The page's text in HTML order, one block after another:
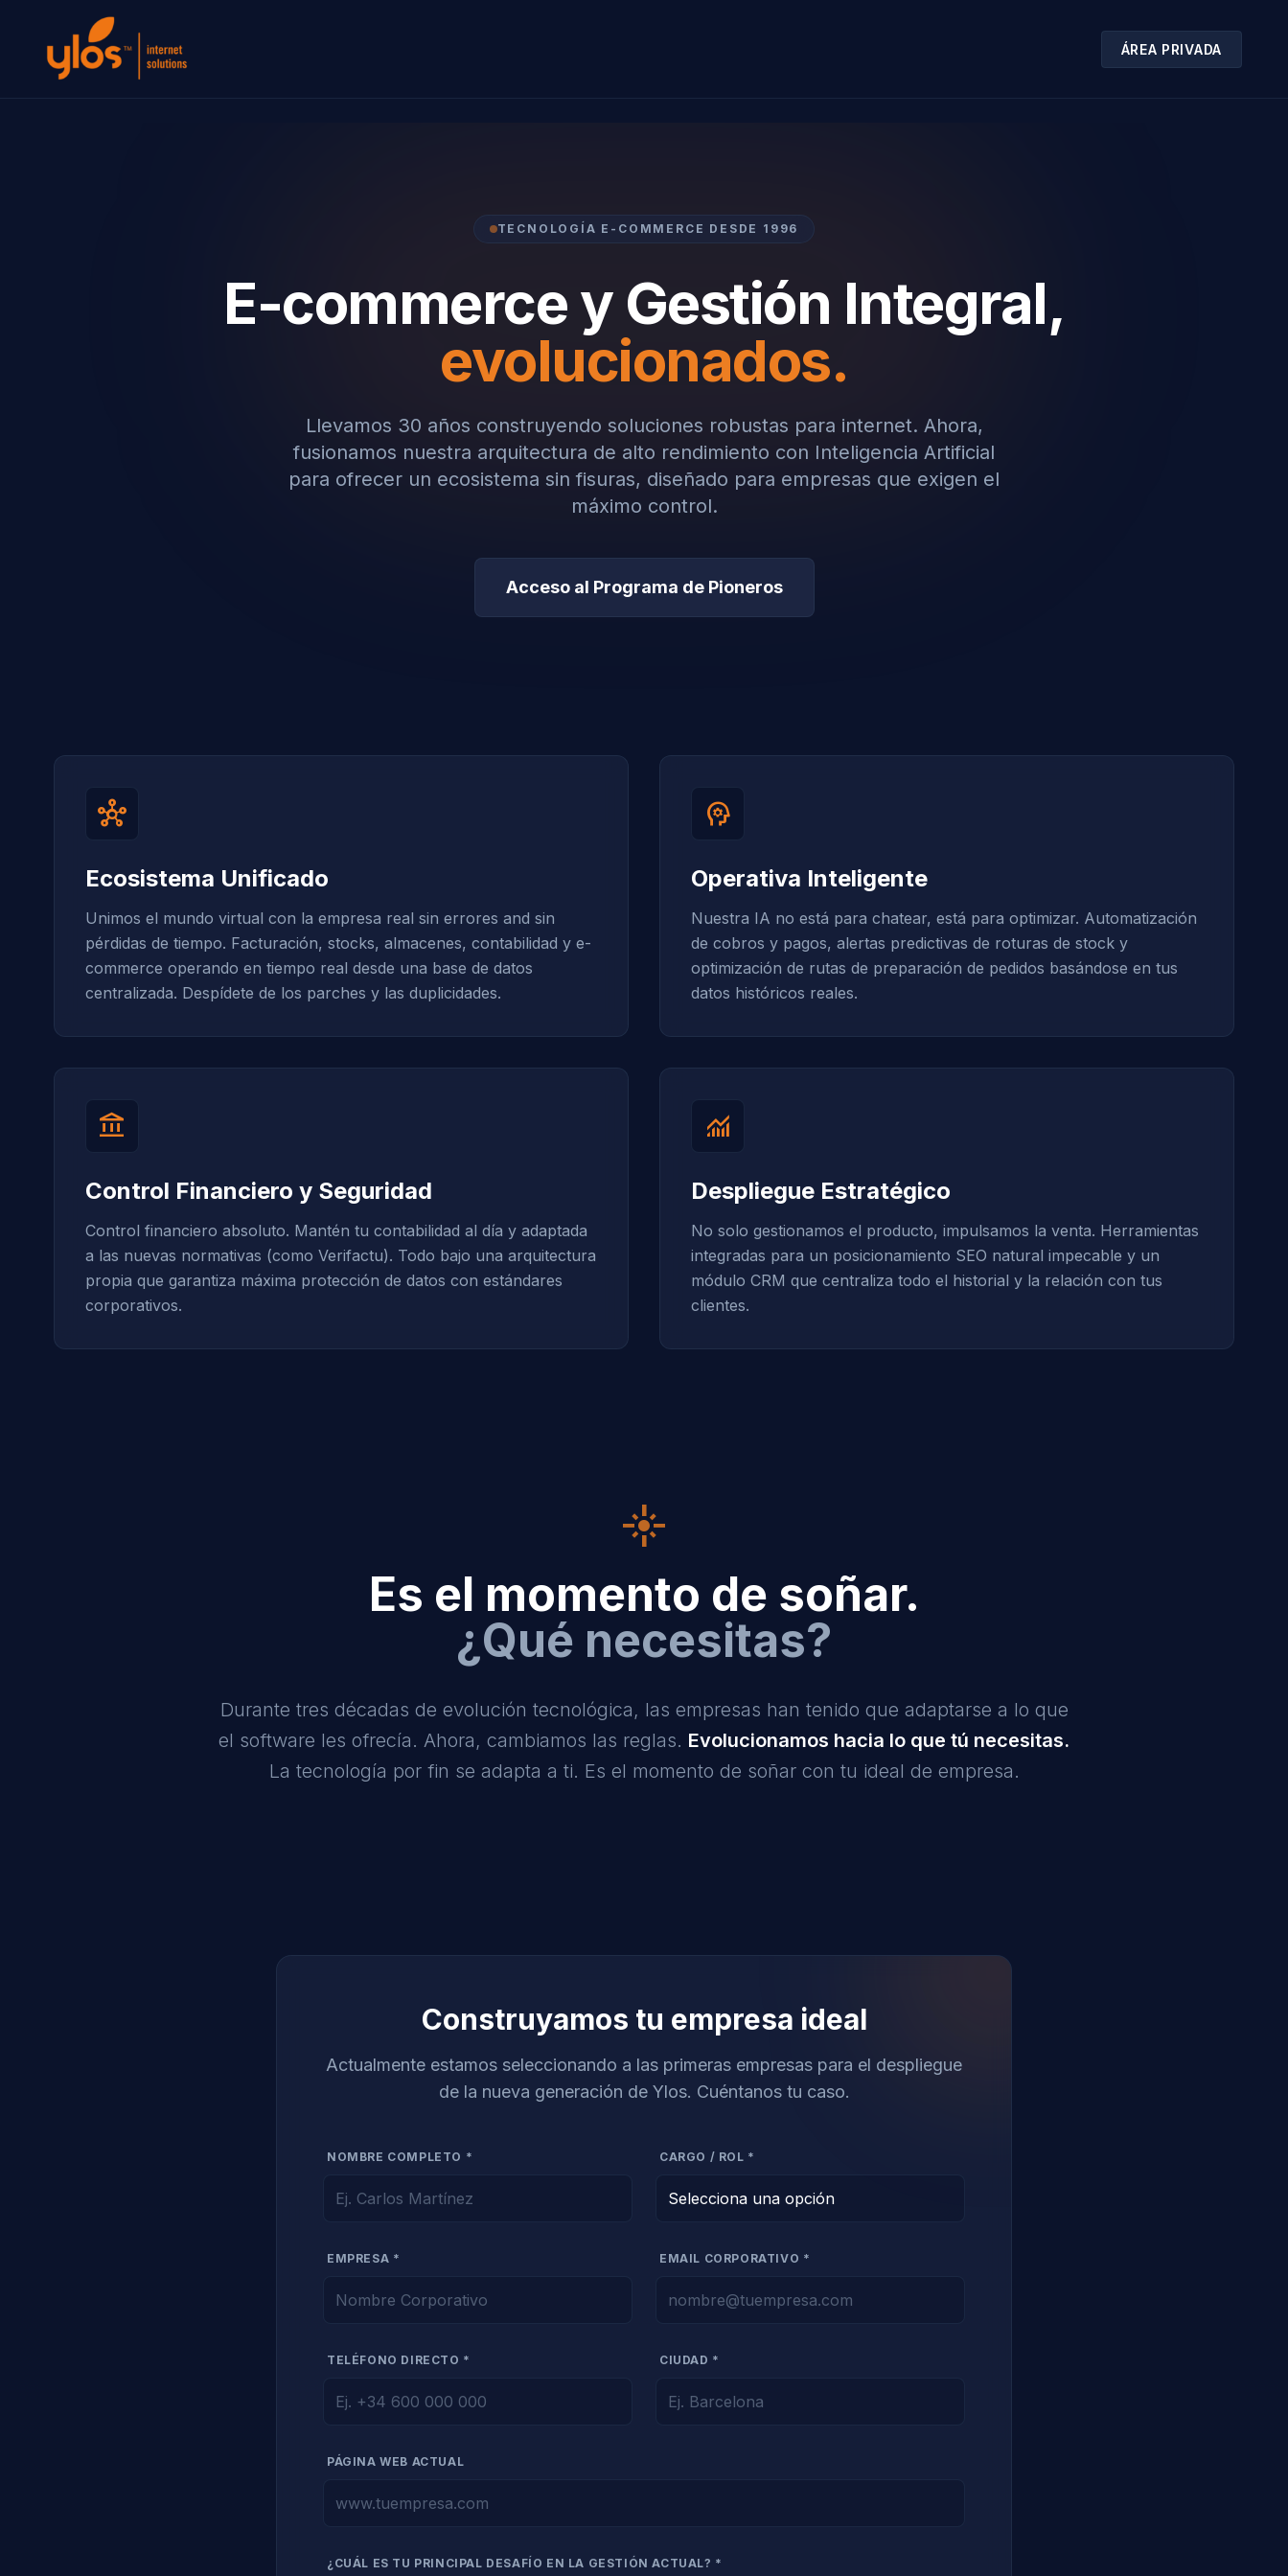
ÁREA PRIVADA
TECNOLOGÍA E-COMMERCE DESDE 1996
E-commerce y Gestión Integral,
evolucionados.
Llevamos 30 años construyendo soluciones robustas para internet. Ahora,
fusionamos nuestra arquitectura de alto rendimiento con Inteligencia Artificial
para ofrecer un ecosistema sin fisuras, diseñado para empresas que exigen el
máximo control.
Acceso al Programa de Pioneros
hub
Ecosistema Unificado
Unimos el mundo virtual con la empresa real sin errores and sin
pérdidas de tiempo. Facturación, stocks, almacenes, contabilidad y e-
commerce operando en tiempo real desde una base de datos
centralizada. Despídete de los parches y las duplicidades.
psychology
Operativa Inteligente
Nuestra IA no está para chatear, está para optimizar. Automatización
de cobros y pagos, alertas predictivas de roturas de stock y
optimización de rutas de preparación de pedidos basándose en tus
datos históricos reales.
account_balance
Control Financiero y Seguridad
Control financiero absoluto. Mantén tu contabilidad al día y adaptada
a las nuevas normativas (como Verifactu). Todo bajo una arquitectura
propia que garantiza máxima protección de datos con estándares
corporativos.
monitoring
Despliegue Estratégico
No solo gestionamos el producto, impulsamos la venta. Herramientas
integradas para un posicionamiento SEO natural impecable y un
módulo CRM que centraliza todo el historial y la relación con tus
clientes.
flare
Es el momento de soñar.
¿Qué necesitas?
Durante tres décadas de evolución tecnológica, las empresas han tenido que adaptarse a lo que
el software les ofrecía. Ahora, cambiamos las reglas. Evolucionamos hacia lo que tú necesitas.
La tecnología por fin se adapta a ti. Es el momento de soñar con tu ideal de empresa.
Construyamos tu empresa ideal
Actualmente estamos seleccionando a las primeras empresas para el despliegue
de la nueva generación de Ylos. Cuéntanos tu caso.
NOMBRE COMPLETO * CARGO / ROL *
EMPRESA * EMAIL CORPORATIVO *
TELÉFONO DIRECTO * CIUDAD *
PÁGINA WEB ACTUAL
¿CUÁL ES TU PRINCIPAL DESAFÍO EN LA GESTIÓN ACTUAL? *